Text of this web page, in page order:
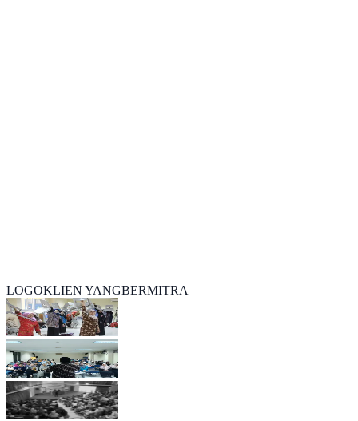
LOGOKLIEN YANGBERMITRA